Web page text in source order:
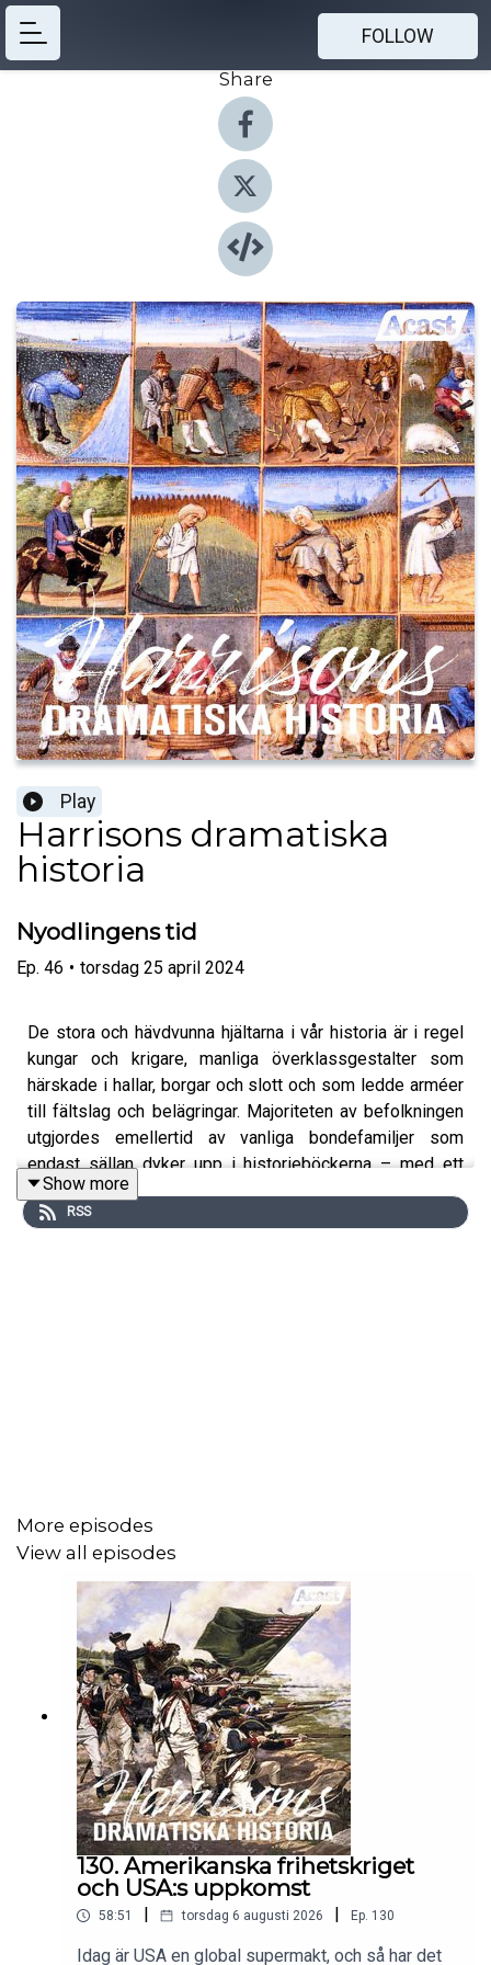
FOLLOW
Share
Play
Harrisons dramatiska
historia
Nyodlingens tid
Ep. 46 • torsdag 25 april 2024
De stora och hävdvunna hjältarna i vår historia är i regel
kungar och krigare, manliga överklassgestalter som
härskade i hallar, borgar och slott och som ledde arméer
till fältslag och belägringar. Majoriteten av befolkningen
utgjordes emellertid av vanliga bondefamiljer som
endast sällan dyker upp i historieböckerna – med ett
stort undantag: skapandet av vårt kulturlandskap under
högmedeltiden.
demografiska uppgångarna i världshistorien. Den
europeiska folkmängden mångdubblades. Hur var detta
möjligt? Vilka tekniska uppfinningar och innovationer låg
bakom förändringarna? Hur tog mänskligheten steget
från simpel handkraft till hästkraft, vattenkraft och
vindkraft? När spred sig vattenkvarnen och väderkvarnen
över världen, och vad ledde förändringarna till?
I detta avsnitt av podden Harrisons dramatiska historia
samtalar Dick Harrison, professor i historia vid Lunds
universitet, och fackboksförfattaren Katarina Harrison
Lindbergh om hur det europeiska kulturlandskapet
formades mellan 1000-talet och 1300-talet, med den
nyodlande bonden som huvudperson.
Show more
RSS
More episodes
View all episodes
130. Amerikanska frihetskriget
och USA:s uppkomst
58:51 | torsdag 6 augusti 2026 | Ep. 130
Idag är USA en global supermakt, och så har det